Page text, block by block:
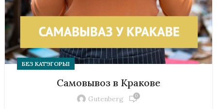
БЕЗ КАТЭГОРЫІ
Самовывоз в Кракове
Gutenberg 0